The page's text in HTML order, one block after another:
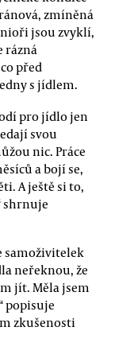
zmíněná
jsou zvyklí,
rázná
před
s jídlem.
pro jídlo jen
svou
nic. Práce
a bojí se,
A ještě si to,
shrnuje
samoživitelek
neřeknou, že
jít. Měla jsem
popisuje
zkušenosti